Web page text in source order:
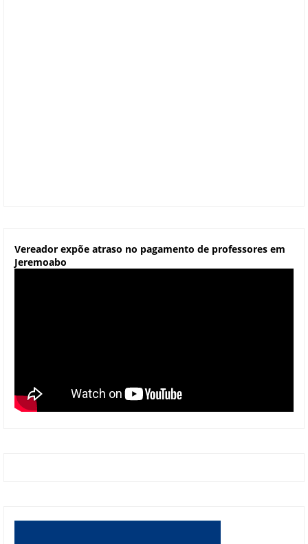
Vereador expõe atraso no pagamento de professores em
Jeremoabo